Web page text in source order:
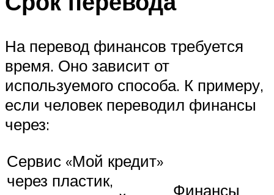
На перевод финансов требуется
время. Оно зависит от
используемого способа. К примеру,
если человек переводил финансы
через:
Сервис «Мой кредит»
через пластик,
Финансы